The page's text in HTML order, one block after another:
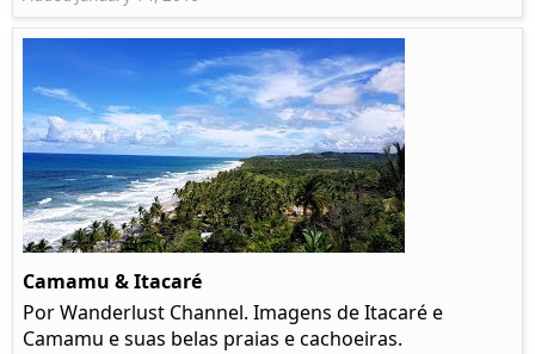
Camamu & Itacaré
Por Wanderlust Channel. Imagens de Itacaré e
Camamu e suas belas praias e cachoeiras.